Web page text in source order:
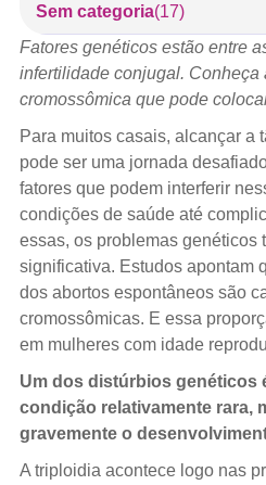
Sem categoria(17)
Fatores genéticos estão entre
infertilidade conjugal. Conheça
cromossômica que pode
Para muitos casais, alcançar a
pode ser uma jornada
fatores que podem interferir
condições de saúde até
essas, os problemas genéticos
significativa. Estudos apontam
dos abortos espontâneos são
cromossômicas. E essa
em mulheres com idade
Um dos distúrbios genéticos
condição relativamente rara,
gravemente o
A triploidia acontece logo nas